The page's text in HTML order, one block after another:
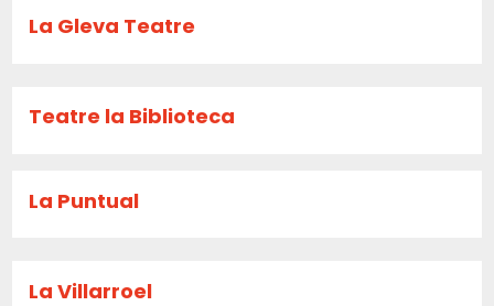
La Gleva Teatre
Teatre la Biblioteca
La Puntual
La Villarroel